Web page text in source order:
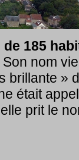
185
Son nom
brillante »
était
prit le